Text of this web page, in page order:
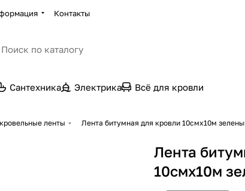
Контакты
Сантехника Электрика Всё для кровли
ленты Лента битумная для кровли 10смх10м
Лента
10смх10м